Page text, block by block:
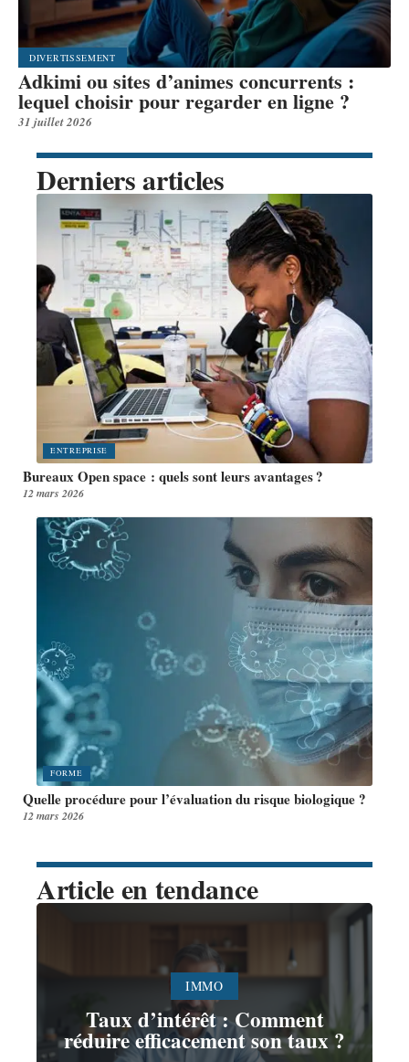
DIVERTISSEMENT
Adkimi ou sites d’animes concurrents :
lequel choisir pour regarder en ligne ?
31 juillet 2026
Derniers articles
ENTREPRISE
Bureaux Open space : quels sont leurs avantages ?
12 mars 2026
FORME
Quelle procédure pour l’évaluation du risque biologique ?
12 mars 2026
Article en tendance
IMMO
Taux d’intérêt : Comment
réduire efficacement son taux ?